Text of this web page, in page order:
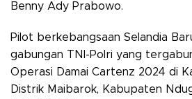
Benny Ady Prabowo.
Pilot berkebangsaan Selandia
gabungan TNI-Polri yang
Operasi Damai Cartenz 2024 di
Distrik Maibarok, Kabupaten